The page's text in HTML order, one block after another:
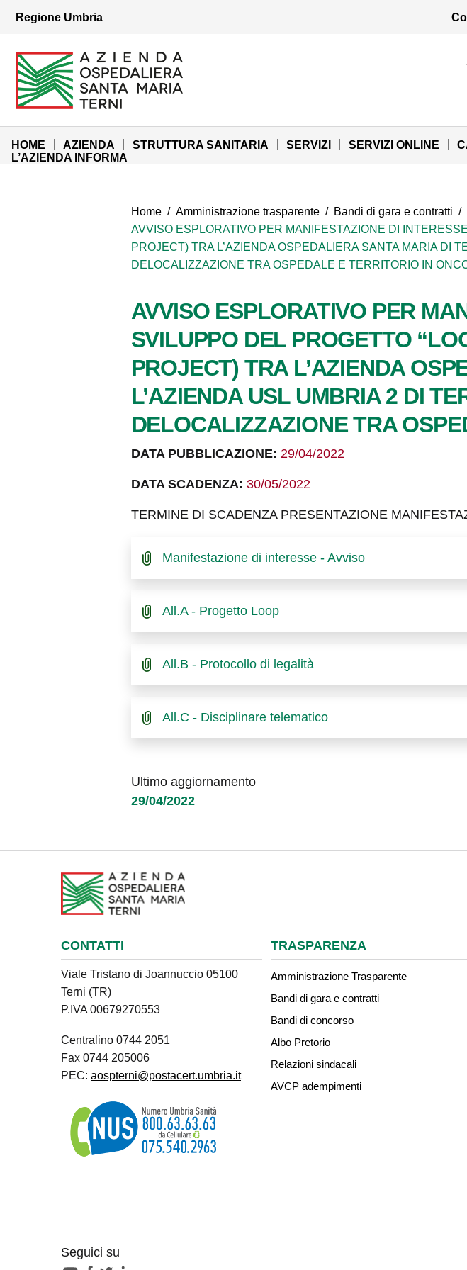
Vai al menu di navigazione
Regione Umbria
Azienda Ospedaliera Santa Maria di Terni
Sito Istituzionale
HOME AZIENDA STRUTTURA SANITARIA SERVIZI SERVIZI ONLINE
L’AZIENDA INFORMA
Home / Amministrazione trasparente / Bandi di gara e contratti /
AVVISO ESPLORATIVO PER MANIFESTAZIONE DI
PROJECT) TRA L’AZIENDA OSPEDALIERA SANTA MARIA DI
DELOCALIZZAZIONE TRA OSPEDALE E TERRITORIO IN
AVVISO ESPLORATIVO PER
SVILUPPO DEL PROGETTO
PROJECT) TRA L’AZIENDA
L’AZIENDA USL UMBRIA 2 DI
DELOCALIZZAZIONE TRA
DATA PUBBLICAZIONE: 29/04/2022
DATA SCADENZA: 30/05/2022
TERMINE DI SCADENZA PRESENTAZIONE
Manifestazione di interesse - Avviso
All.A - Progetto Loop
All.B - Protocollo di legalità
All.C - Disciplinare telematico
Ultimo aggiornamento
29/04/2022
CONTATTI
Viale Tristano di Joannuccio 05100
Terni (TR)
P.IVA 00679270553
Centralino 0744 2051
Fax 0744 205006
PEC: aospterni@postacert.umbria.it
Seguici su
TRASPARENZA
Amministrazione Trasparente
Bandi di gara e contratti
Bandi di concorso
Albo Pretorio
Relazioni sindacali
AVCP adempimenti